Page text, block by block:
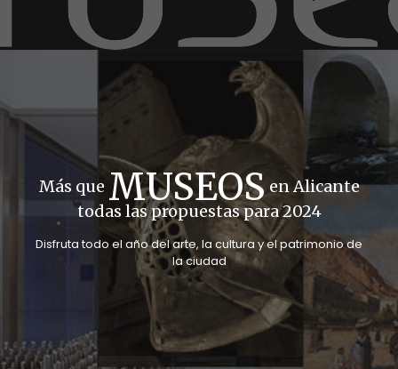
Más que MUSEOS en Alicante
todas las propuestas para 2024
Disfruta todo el año del arte, la cultura y el patrimonio de
la ciudad